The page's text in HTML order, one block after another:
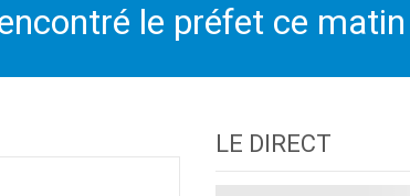
le préfet ce matin
LE DIRECT